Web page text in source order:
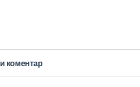
коментар